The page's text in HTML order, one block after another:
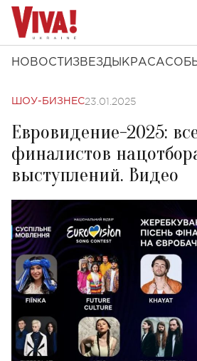
НОВОСТИ ЗВЕЗДЫ КРАСА
ШОУ-БИЗНЕС23.01.2025
Евровидение-2025:
финалистов
выступлений. Видео